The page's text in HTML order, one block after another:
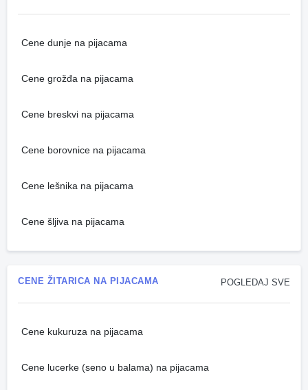
Cene dunje na pijacama
Cene grožđa na pijacama
Cene breskvi na pijacama
Cene borovnice na pijacama
Cene lešnika na pijacama
Cene šljiva na pijacama
POGLEDAJ SVE
CENE ŽITARICA NA PIJACAMA
Cene kukuruza na pijacama
Cene lucerke (seno u balama) na pijacama